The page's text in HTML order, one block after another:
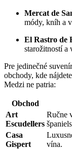
Mercat de
módy, kníh a
El Rastro de
starožitností a
Pre jedinečné
obchody, kde
Medzi ne patria:
Obchod
Art
Escudellers
Ručne
Casa
Gispert
vína.